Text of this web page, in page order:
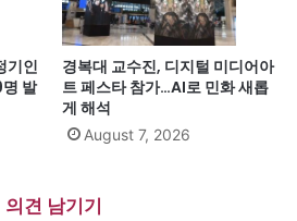
기인
발
경복대 교수진, 디지털 미디어아
트 페스타 참가…AI로 민화 새롭
게 해석
August 7, 2026
의견 남기기